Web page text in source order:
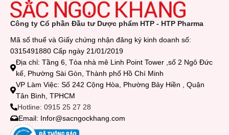
Công ty Cổ phần Đầu tư Dược phẩm HTP - HTP Pharma
Mã số thuế và Giấy chứng nhận đăng ký kinh doanh số:
0315491880 Cấp ngày 21/01/2019
Địa chỉ: Tầng 6, Tòa nhà mê Linh Point Tower ,số 2 Ngô Đức
kế, Phường Sài Gòn, Thành phố Hồ Chí Minh
VP Làm Việc: Số 242 Cộng Hòa, Phường Bảy Hiền , Quận
Tân Bình, TPHCM
Hotline: 0915 25 27 28
Email: Infor@sacngockhang.com